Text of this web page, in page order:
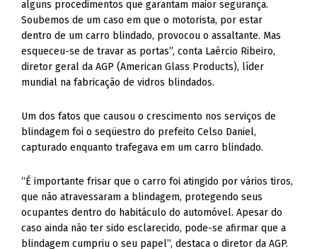
alguns procedimentos que garantam maior segurança.
Soubemos de um caso em que o motorista, por estar
dentro de um carro blindado, provocou o assaltante. Mas
esqueceu-se de travar as portas”, conta Laércio Ribeiro,
diretor geral da AGP (American Glass Products), líder
mundial na fabricação de vidros blindados.
Um dos fatos que causou o crescimento nos serviços de
blindagem foi o seqüestro do prefeito Celso Daniel,
capturado enquanto trafegava em um carro blindado.
“É importante frisar que o carro foi atingido por vários tiros,
que não atravessaram a blindagem, protegendo seus
ocupantes dentro do habitáculo do automóvel. Apesar do
caso ainda não ter sido esclarecido, pode-se afirmar que a
blindagem cumpriu o seu papel”, destaca o diretor da AGP.